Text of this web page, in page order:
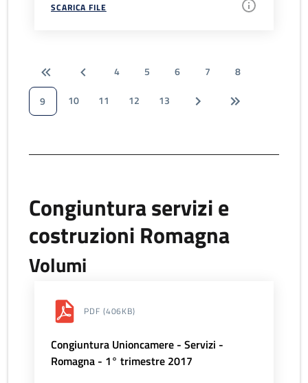
SCARICA FILE
4 5 6 7
8
9
10 11 12 13
Congiuntura servizi e
costruzioni Romagna
Volumi
PDF (406KB)
Congiuntura Unioncamere - Servizi -
Romagna - 1° trimestre 2017